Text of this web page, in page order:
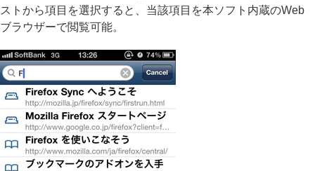
ストから項目を選択すると、当該項目を本ソフト内蔵のWeb
ブラウザーで閲覧可能。